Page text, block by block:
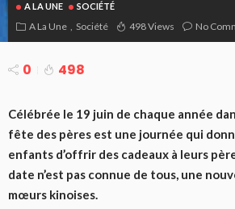
A LA UNE SOCIÉTÉ
A La Une Société 498 Views No
0 498
Célébrée le 19 juin de chaque année
fête des pères est une journée qui
enfants d’offrir des cadeaux à leurs
date n’est pas connue de tous, une
mœurs kinoises.